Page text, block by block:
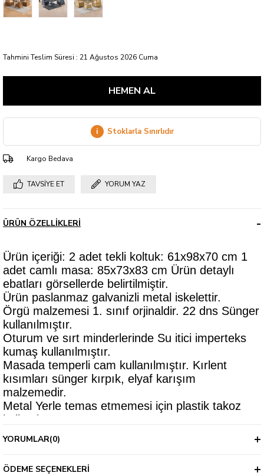
Tahmini Teslim Süresi : 21 Ağustos 2026 Cuma
i Stoklarla Sınırlıdır
Kargo Bedava
TAVSIYE ET YORUM YAZ
ÜRÜN ÖZELLIKLERI
Ürün içeriği: 2 adet tekli koltuk: 61x98x70 cm 1
adet camlı masa: 85x73x83 cm Ürün detaylı
ebatları görsellerde belirtilmiştir.
Ürün paslanmaz galvanizli metal iskelettir.
Örgü malzemesi 1. sınıf orjinaldir. 22 dns Sünger
kullanılmıştır.
Oturum ve sırt minderlerinde Su itici imperteks
kumaş kullanılmıştır.
Masada temperli cam kullanılmıştır. Kırlent
kısımları sünger kırpık, elyaf karışım
malzemedir.
Metal Yerle temas etmemesi için plastik takoz
kullanılmıştır.
Ürün balonlu ambalaj ile kurulu olarak teslim
edilmektedir. 2 Yıl Garantilidir
YORUMLAR(0)
ÖDEME SEÇENEKLERI